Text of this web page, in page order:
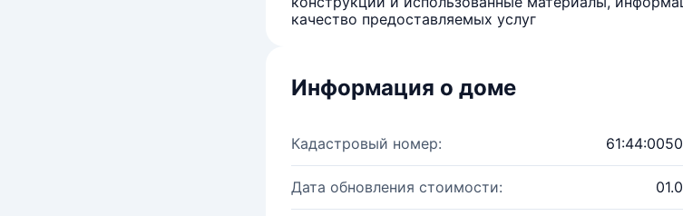
качество предоставляемых услуг
Информация о доме
Кадастровый номер:
Дата обновления стоимости: